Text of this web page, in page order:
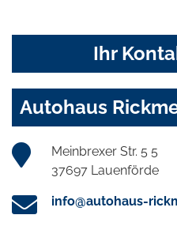
Ihr
Autohaus
Meinbrexer Str. 5 5
37697 Lauenförde
info@autohaus-